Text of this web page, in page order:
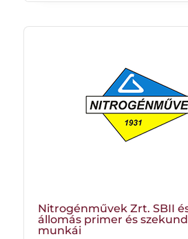
Nitrogénművek Zrt. SBII
állomás primer és
munkái